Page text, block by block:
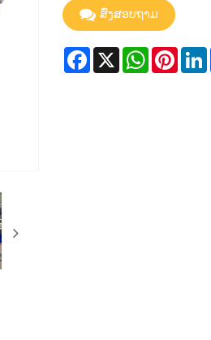
ສົ່ງສອບຖາມ
Facebook
X WhatsApp